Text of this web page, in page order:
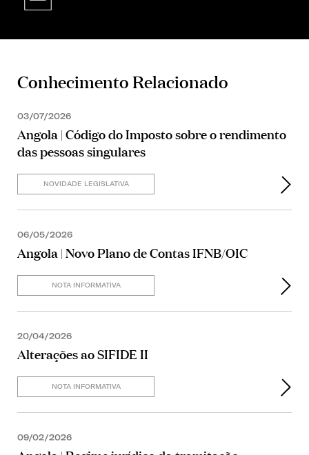
Conhecimento Relacionado
03/07/2026
Angola | Código do Imposto sobre o rendimento
das pessoas singulares
NOVIDADE LEGISLATIVA
06/05/2026
Angola | Novo Plano de Contas IFNB/OIC
NOTA INFORMATIVA
20/04/2026
Alterações ao SIFIDE II
NOTA INFORMATIVA
09/02/2026